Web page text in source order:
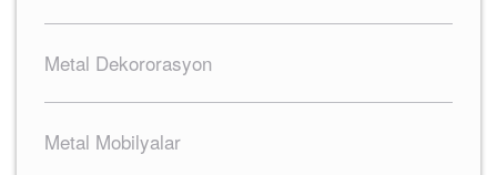
Metal Dekororasyon
Metal Mobilyalar